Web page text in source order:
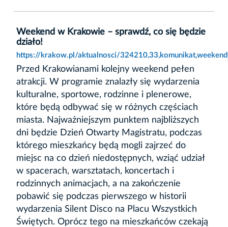
Weekend w Krakowie – sprawdź, co się będzie
działo!
https://krakow.pl/aktualnosci/
Przed Krakowianami kolejny weekend pełen
atrakcji. W programie znalazły się wydarzenia
kulturalne, sportowe, rodzinne i plenerowe,
które będą odbywać się w różnych częściach
miasta. Najważniejszym punktem najbliższych
dni będzie Dzień Otwarty Magistratu, podczas
którego mieszkańcy będą mogli zajrzeć do
miejsc na co dzień niedostępnych, wziąć udział
w spacerach, warsztatach, koncertach i
rodzinnych animacjach, a na zakończenie
pobawić się podczas pierwszego w historii
wydarzenia Silent Disco na Placu Wszystkich
Świętych. Oprócz tego na mieszkańców czekają